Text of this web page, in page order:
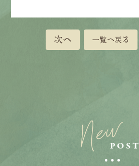
次へ 一覧へ戻る
NewPOST